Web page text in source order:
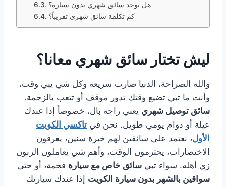
هل يوجد سائق شهري بدون سيارة؟
كم تكلفة سائق شهري تقريباً؟
ليش تختار سائق شهري معانا؟
والله الصراحة، الدنيا صارت سريعة وكل شي يبي وقت،
وأنت ما تبي تضيع وقتك تدور موقف أو تتعب بالزحمة.
سائق توصيل شهري يعني راحة بال، خصوصاً إذا عندك
عيلة أو دوام يومي طويل. نحن في تاكسي الكويت
الأول، نعتمد على سائقين لهم خبرة سنين، يعرفون
الاختصارات، يحترمون الوقت، وأهم شي يعاملون الزبون
زي أهله. سواء تبي سائق خاص مع سيارة فخمة، أو حتى
سواقين بالشهر بدون سيارة الكويت إذا عندك سيارتك